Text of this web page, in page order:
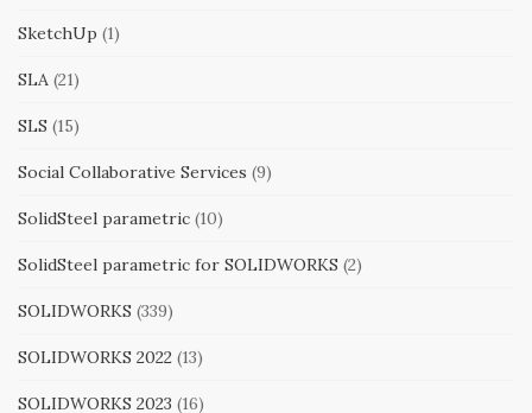
SketchUp (1)
SLA (21)
SLS (15)
Social Collaborative Services (9)
SolidSteel parametric (10)
SolidSteel parametric for SOLIDWORKS (2)
SOLIDWORKS (339)
SOLIDWORKS 2022 (13)
SOLIDWORKS 2023 (16)